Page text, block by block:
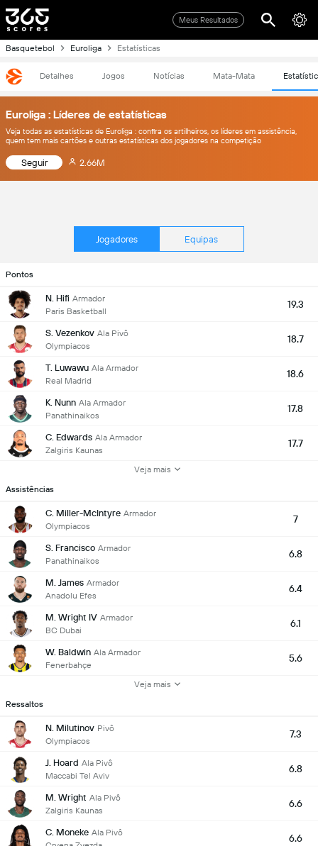
Meus Resultados
Basquetebol Euroliga Estatísticas
Detalhes Jogos Notícias Mata-Mata
Euroliga : Líderes de estatísticas
Veja todas as estatísticas de Euroliga : confira os artilheiros, os líderes em assistência,
quem tem mais cartões e outras estatísticas dos jogadores na competição
Seguir 2.66M
Jogadores Equipas
Pontos
N. Hifi Armador
Paris Basketball
19.3
S. Vezenkov Ala Pivô
Olympiacos
18.7
T. Luwawu Ala Armador
Real Madrid
18.6
K. Nunn Ala Armador
Panathinaikos
17.8
C. Edwards Ala Armador
Zalgiris Kaunas
17.7
Veja mais
Assistências
C. Miller-McIntyre Armador
Olympiacos
7
S. Francisco Armador
Panathinaikos
6.8
M. James Armador
Anadolu Efes
6.4
M. Wright IV Armador
BC Dubai
6.1
W. Baldwin Ala Armador
Fenerbahçe
5.6
Veja mais
Ressaltos
N. Milutinov Pivô
Olympiacos
7.3
J. Hoard Ala Pivô
Maccabi Tel Aviv
6.8
M. Wright Ala Pivô
Zalgiris Kaunas
6.6
C. Moneke Ala Pivô
6.6